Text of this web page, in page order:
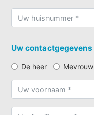
Uw contactgegevens
De heer Mevrouw